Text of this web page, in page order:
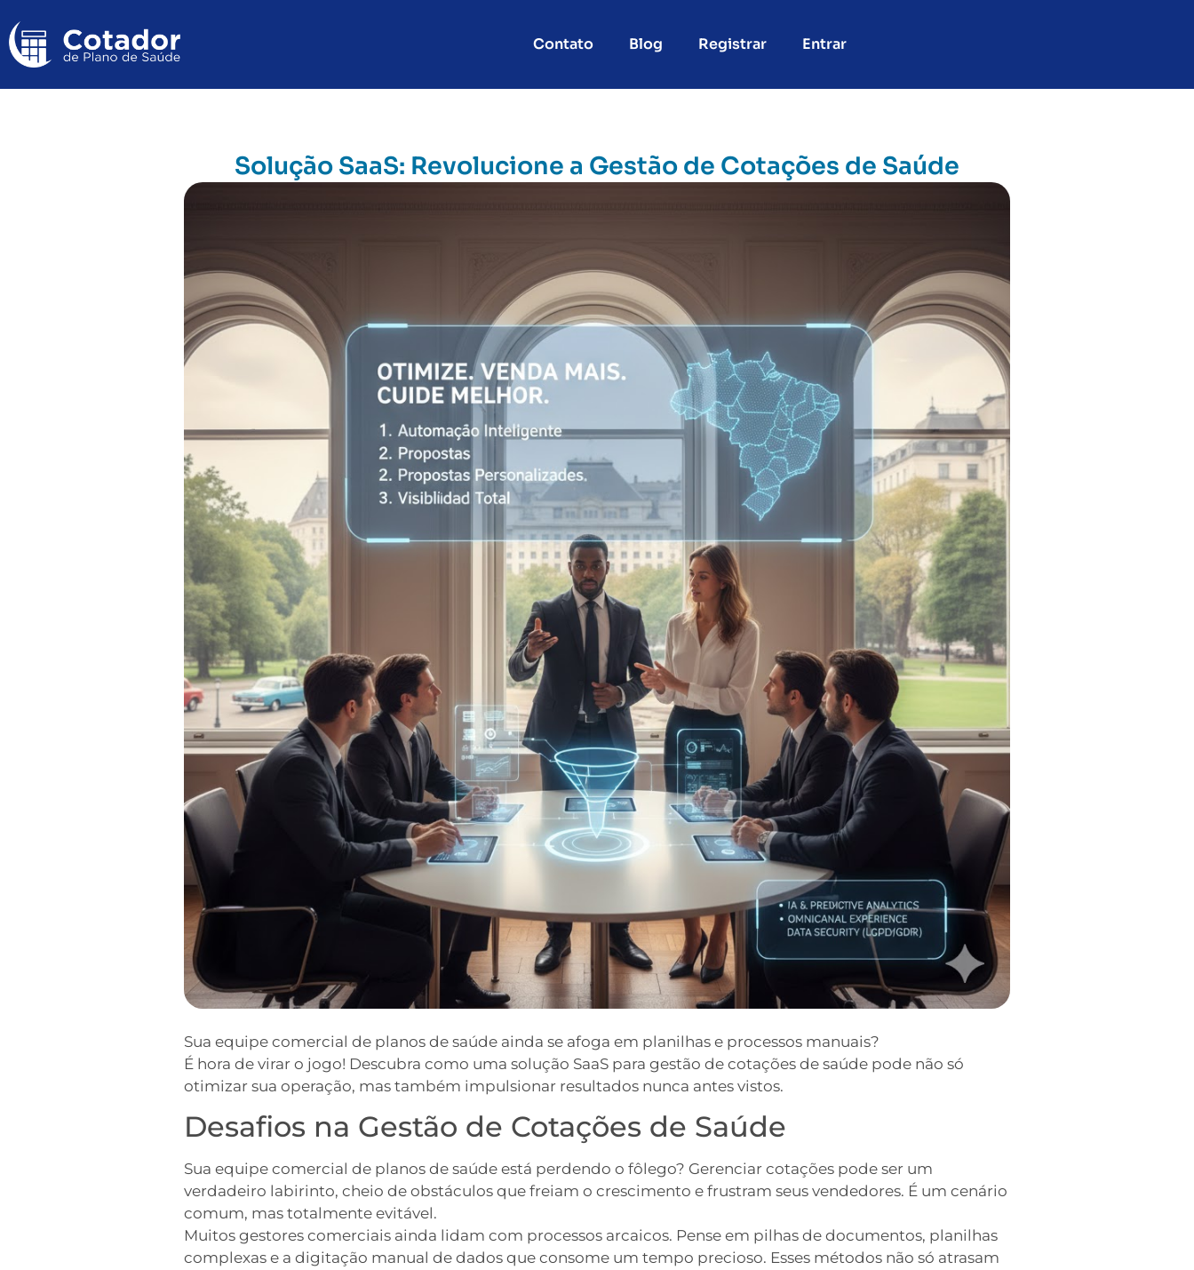
Contato Blog Registrar Entrar
Solução SaaS: Revolucione a Gestão de Cotações de Saúde
Sua equipe comercial de planos de saúde ainda se afoga em planilhas e processos manuais?
É hora de virar o jogo! Descubra como uma solução SaaS para gestão de cotações de saúde pode não só
otimizar sua operação, mas também impulsionar resultados nunca antes vistos.
Desafios na Gestão de Cotações de Saúde
Sua equipe comercial de planos de saúde está perdendo o fôlego? Gerenciar cotações pode ser um
verdadeiro labirinto, cheio de obstáculos que freiam o crescimento e frustram seus vendedores. É um cenário
comum, mas totalmente evitável.
Muitos gestores comerciais ainda lidam com processos arcaicos. Pense em pilhas de documentos, planilhas
complexas e a digitação manual de dados que consome um tempo precioso. Esses métodos não só atrasam